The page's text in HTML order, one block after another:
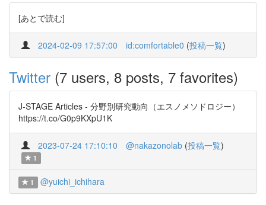
[あとで読む]
2024-02-09 17:57:00 id:comfortable0 (投稿一覧)
Twitter (7 users, 8 posts, 7 favorites)
J-STAGE Articles - 分野別研究動向（エスノメソドロジー）
https://t.co/G0p9KXpU1K
2023-07-24 17:10:10 @nakazonolab (投稿一覧)
1
1 @yuichi_ichihara